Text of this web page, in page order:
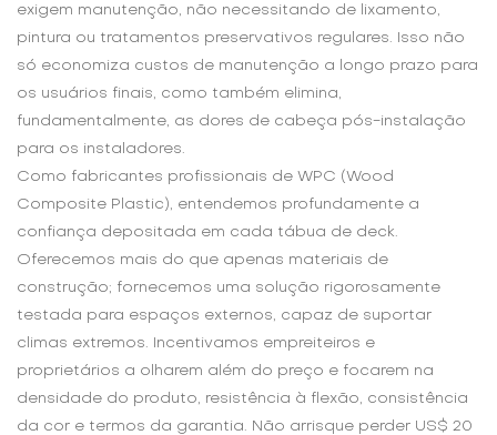
exigem manutenção, não necessitando de lixamento,
pintura ou tratamentos preservativos regulares. Isso não
só economiza custos de manutenção a longo prazo para
os usuários finais, como também elimina,
fundamentalmente, as dores de cabeça pós-instalação
para os instaladores.
Como fabricantes profissionais de WPC (Wood
Composite Plastic), entendemos profundamente a
confiança depositada em cada tábua de deck.
Oferecemos mais do que apenas materiais de
construção; fornecemos uma solução rigorosamente
testada para espaços externos, capaz de suportar
climas extremos. Incentivamos empreiteiros e
proprietários a olharem além do preço e focarem na
densidade do produto, resistência à flexão, consistência
da cor e termos da garantia. Não arrisque perder US$ 20